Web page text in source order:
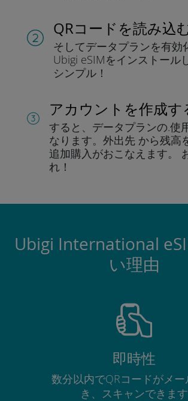
QRコードを読み込
そしてデータプランを有効
Ubigi eSIMをインストール
シンプル！
アカウントを作成す
すると、データプランの.使
なります。 外出先 から残高
追加購入がおこなえます。
れ！
Ubigi International
い理由
即時性
数分以内でQRコードがメー
き、スキャンできます